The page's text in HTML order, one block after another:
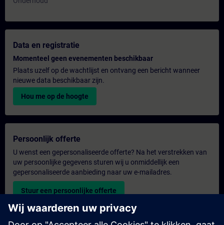
Data en registratie
Momenteel geen evenementen beschikbaar
Plaats uzelf op de wachtlijst en ontvang een bericht wanneer
nieuwe data beschikbaar zijn.
Hou me op de hoogte
Persoonlijk offerte
U wenst een gepersonaliseerde offerte? Na het verstrekken van
uw persoonlijke gegevens sturen wij u onmiddellijk een
gepersonaliseerde aanbieding naar uw e-mailadres.
Stuur een persoonlijke offerte